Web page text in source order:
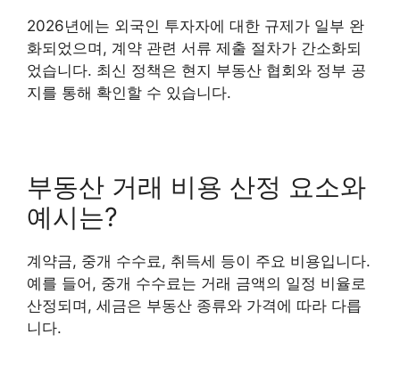
2026년에는 외국인 투자자에 대한 규제가 일부 완
화되었으며, 계약 관련 서류 제출 절차가 간소화되
었습니다. 최신 정책은 현지 부동산 협회와 정부 공
지를 통해 확인할 수 있습니다.
부동산 거래 비용 산정 요소와
예시는?
계약금, 중개 수수료, 취득세 등이 주요 비용입니다.
예를 들어, 중개 수수료는 거래 금액의 일정 비율로
산정되며, 세금은 부동산 종류와 가격에 따라 다릅
니다.